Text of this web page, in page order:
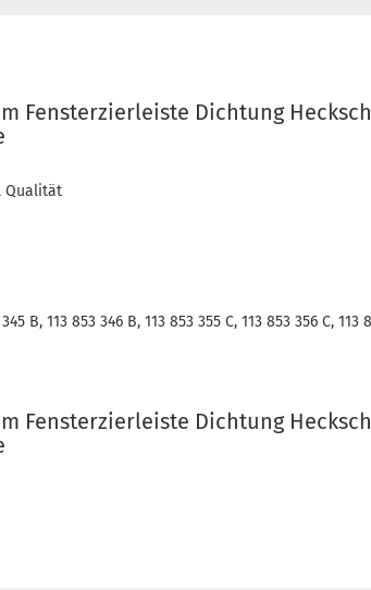
Fensterzierleiste Dichtung
Qualität
B, 113 853 346 B, 113 853 355 C, 113 853 356 C, 113
Fensterzierleiste Dichtung